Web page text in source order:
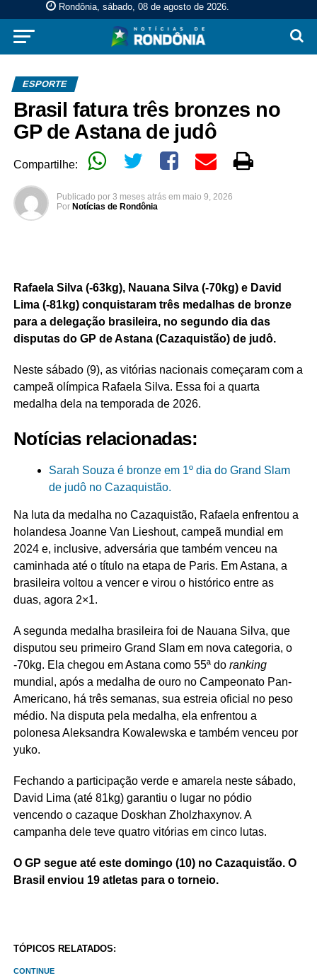
Rondônia, sábado, 08 de agosto de 2026.
ESPORTE
Brasil fatura três bronzes no
GP de Astana de judô
Compartilhe:
Publicado por 3 meses atrás em maio 9, 2026
Por Notícias de Rondônia
Rafaela Silva (-63kg), Nauana Silva (-70kg) e David
Lima (-81kg) conquistaram três medalhas de bronze
para a delegação brasileira, no segundo dia das
disputas do GP de Astana (Cazaquistão) de judô.
Neste sábado (9), as vitórias nacionais começaram com a
campeã olímpica Rafaela Silva. Essa foi a quarta
medalha dela na temporada de 2026.
Notícias relacionadas:
Sarah Souza é bronze em 1º dia do Grand Slam
de judô no Cazaquistão.
Na luta da medalha no Cazaquistão, Rafaela enfrentou a
holandesa Joanne Van Lieshout, campeã mundial em
2024 e, inclusive, adversária que também venceu na
caminhada até o título na etapa de Paris. Em Astana, a
brasileira voltou a vencer e virou o histórico entre as
duas, agora 2×1.
A segunda medalha brasileira foi de Nauana Silva, que
disputou seu primeiro Grand Slam em nova categoria, o
-70kg. Ela chegou em Astana como 55ª do ranking
mundial, após a medalha de ouro no Campeonato Pan-
Americano, há três semanas, sua estreia oficial no peso
médio. Na disputa pela medalha, ela enfrentou a
polonesa Aleksandra Kowalewska e também venceu por
yuko.
Fechando a participação verde e amarela neste sábado,
David Lima (até 81kg) garantiu o lugar no pódio
vencendo o cazaque Doskhan Zholzhaxynov. A
campanha dele teve quatro vitórias em cinco lutas.
O GP segue até este domingo (10) no Cazaquistão. O
Brasil enviou 19 atletas para o torneio.
TÓPICOS RELATADOS:
CONTINUE